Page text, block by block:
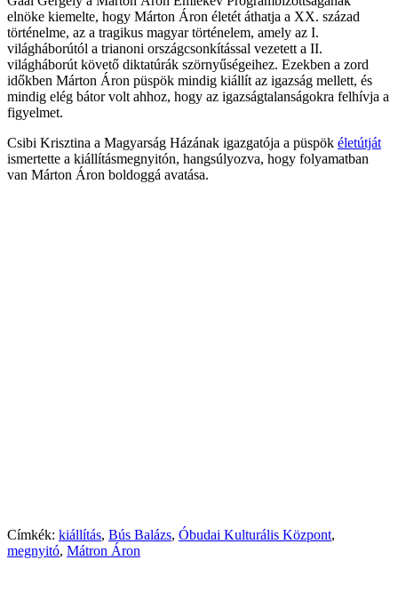
elnöke kiemelte, hogy Márton Áron életét áthatja a XX. század
történelme, az a tragikus magyar történelem, amely az I.
világháborútól a trianoni országcsonkítással vezetett a II.
világháborút követő diktatúrák szörnyűségeihez. Ezekben a zord
időkben Márton Áron püspök mindig kiállít az igazság mellett, és
mindig elég bátor volt ahhoz, hogy az igazságtalanságokra felhívja a
figyelmet.
Csibi Krisztina a Magyarság Házának igazgatója a püspök életútját
ismertette a kiállításmegnyitón, hangsúlyozva, hogy folyamatban
van Márton Áron boldoggá avatása.
Címkék: kiállítás, Bús Balázs, Óbudai Kulturális Központ,
megnyitó, Mátron Áron